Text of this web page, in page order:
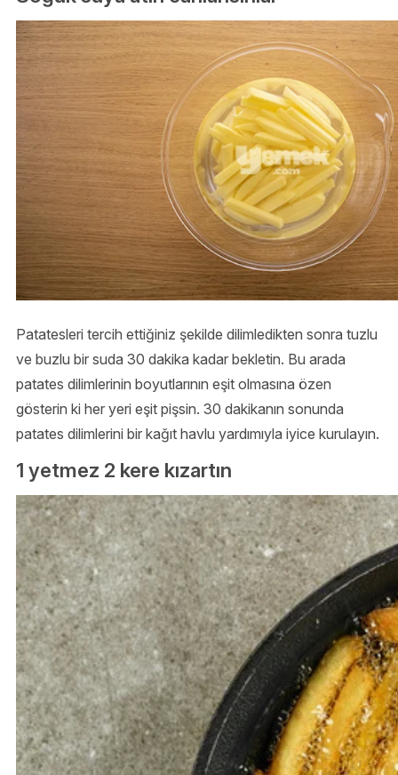
Patatesleri tercih ettiğiniz şekilde dilimledikten sonra tuzlu
ve buzlu bir suda 30 dakika kadar bekletin. Bu arada
patates dilimlerinin boyutlarının eşit olmasına özen
gösterin ki her yeri eşit pişsin. 30 dakikanın sonunda
patates dilimlerini bir kağıt havlu yardımıyla iyice kurulayın.
1 yetmez 2 kere kızartın